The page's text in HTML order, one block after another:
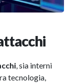
, sia interni
tecnologia,